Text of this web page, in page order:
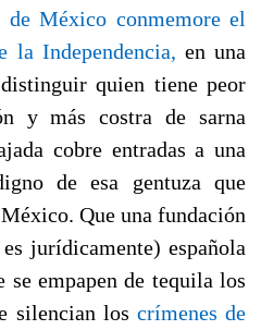
de México conmemore el
la Independencia, en una
quien tiene peor
y más costra de sarna
cobre entradas a una
de esa gentuza que
Que una fundación
jurídicamente) española
se empapen de tequila los
silencian los crímenes de